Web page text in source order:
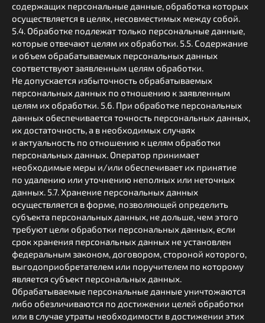
содержащих персональные данные, обработка которых
осуществляется в целях, несовместимых между собой.
5.4. Обработке подлежат только персональные данные,
которые отвечают целям их обработки. 5.5. Содержание
и объем обрабатываемых персональных данных
соответствуют заявленным целям обработки.
Не допускается избыточность обрабатываемых
персональных данных по отношению к заявленным
целям их обработки. 5.6. При обработке персональных
данных обеспечивается точность персональных данных,
их достаточность, а в необходимых случаях
и актуальность по отношению к целям обработки
персональных данных. Оператор принимает
необходимые меры и/или обеспечивает их принятие
по удалению или уточнению неполных или неточных
данных. 5.7. Хранение персональных данных
осуществляется в форме, позволяющей определить
субъекта персональных данных, не дольше, чем этого
требуют цели обработки персональных данных, если
срок хранения персональных данных не установлен
федеральным законом, договором, стороной которого,
выгодоприобретателем или поручителем по которому
является субъект персональных данных.
Обрабатываемые персональные данные уничтожаются
либо обезличиваются по достижении целей обработки
или в случае утраты необходимости в достижении этих